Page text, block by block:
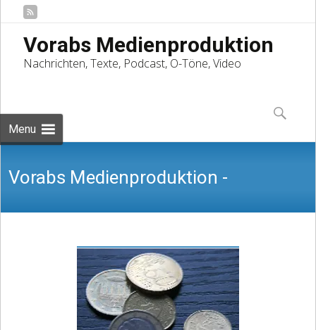
Vorabs Medienproduktion
Nachrichten, Texte, Podcast, O-Töne, Video
Menu
to
content
Suchen
nach:
Vorabs Medienproduktion -
Nachrichten, Texte, Podcast, O-Töne,